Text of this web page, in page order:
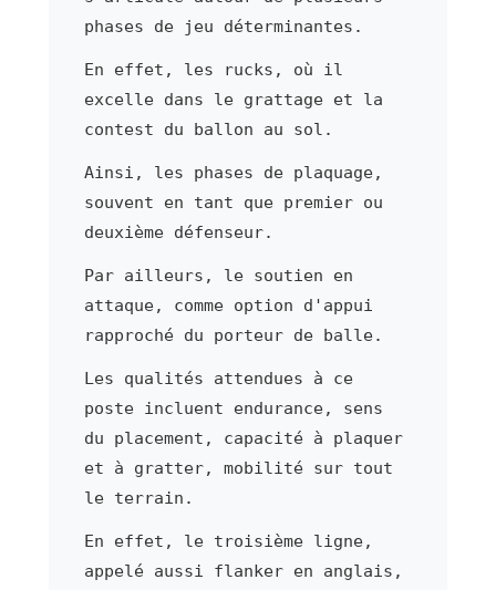
phases de jeu déterminantes.
En effet, les rucks, où il
excelle dans le grattage et la
contest du ballon au sol.
Ainsi, les phases de plaquage,
souvent en tant que premier ou
deuxième défenseur.
Par ailleurs, le soutien en
attaque, comme option d'appui
rapproché du porteur de balle.
Les qualités attendues à ce
poste incluent endurance, sens
du placement, capacité à plaquer
et à gratter, mobilité sur tout
le terrain.
En effet, le troisième ligne,
appelé aussi flanker en anglais,